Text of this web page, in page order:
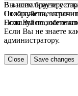
В вашем браузере
Пожалуйста,
Если Вы не знаете
Вы используете
Отображение
Пожалуйста,
Если Вы не знаете
администратору.
Close Save changes